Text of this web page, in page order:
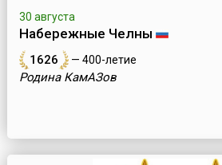
30 августа
Набережные Челны
1626 — 400-летие
Родина КамАЗов